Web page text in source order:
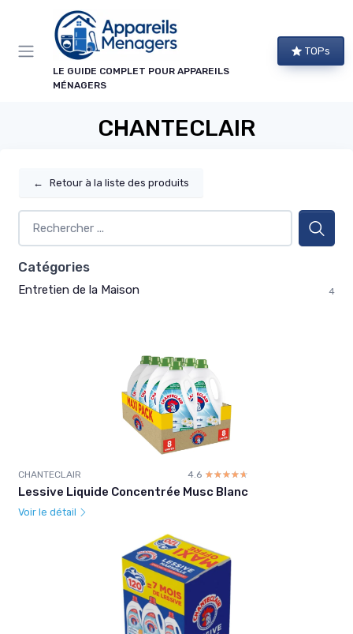
LE GUIDE COMPLET POUR APPAREILS
MÉNAGERS
TOPs
CHANTECLAIR
← Retour à la liste des produits
Catégories
Entretien de la Maison 4
CHANTECLAIR 4.6 ☆☆☆☆☆
★★★★★
Lessive Liquide Concentrée Musc Blanc
Voir le détail
Panneau de gestion des cookies